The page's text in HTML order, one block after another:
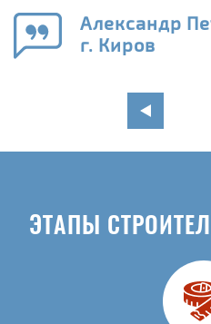
Александр
г. Киров
ЭТАПЫ